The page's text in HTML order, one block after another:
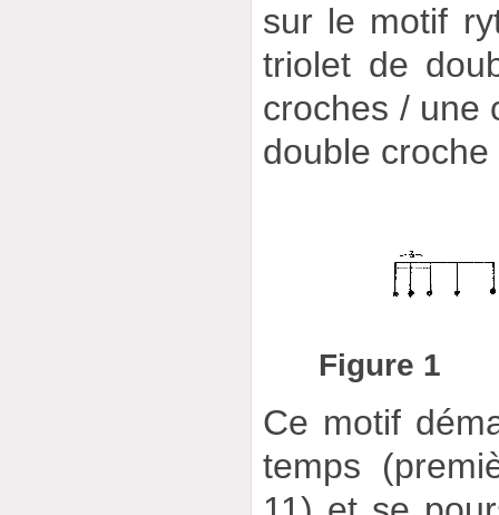
sur le motif
triolet de
croches / une
double
Figure 1
Ce motif
temps